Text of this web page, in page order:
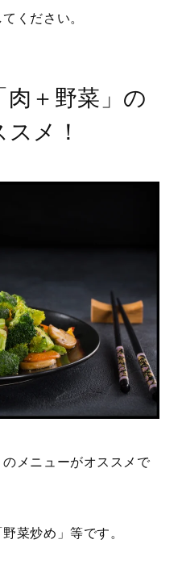
ください。
＋野菜」の
メ！
メニューがオススメで
菜炒め」等です。